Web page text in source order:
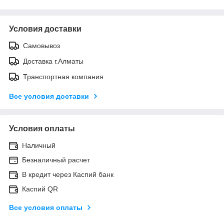
Условия доставки
Самовывоз
Доставка г.Алматы
Транспортная компания
Все условия доставки
Условия оплаты
Наличный
Безналичный расчет
В кредит через Каспий банк
Каспий QR
Все условия оплаты